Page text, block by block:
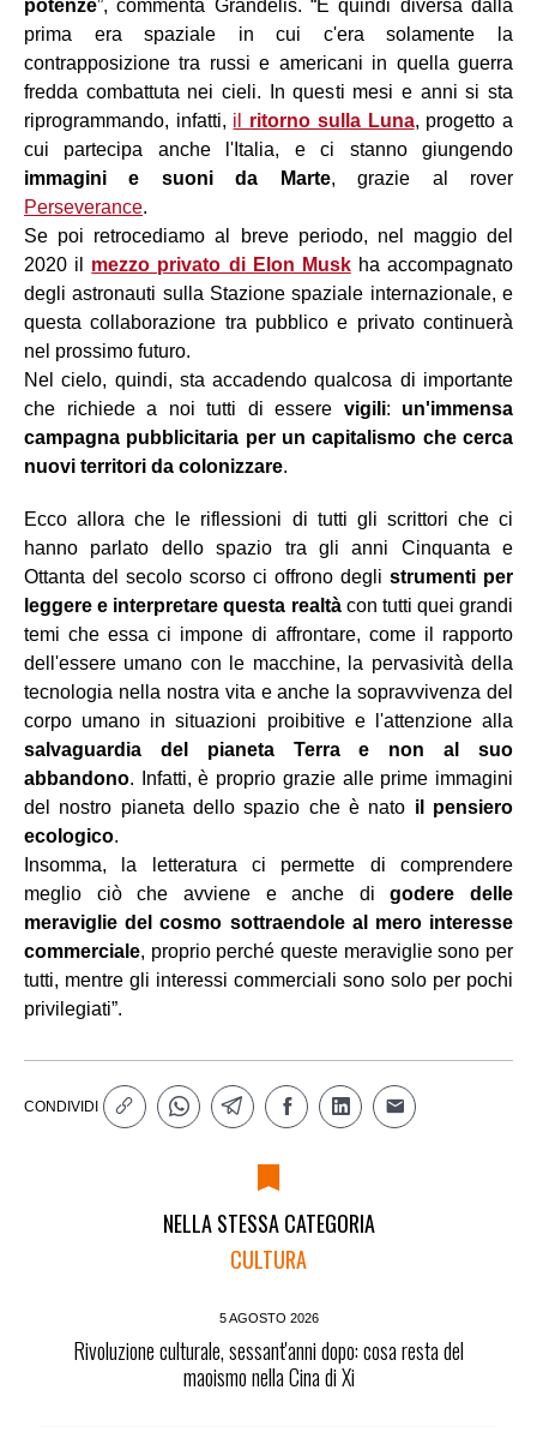
potenze”, commenta Grandelis. “È quindi diversa dalla
prima era spaziale in cui c'era solamente la
contrapposizione tra russi e americani in quella guerra
fredda combattuta nei cieli. In questi mesi e anni si sta
riprogrammando, infatti, il ritorno sulla Luna, progetto a
cui partecipa anche l'Italia, e ci stanno giungendo
immagini e suoni da Marte, grazie al rover
Perseverance.
Se poi retrocediamo al breve periodo, nel maggio del
2020 il
mezzo privato di Elon Muskha accompagnato
degli astronauti sulla Stazione spaziale internazionale, e
questa collaborazione tra pubblico e privato continuerà
nel prossimo futuro.
Nel cielo, quindi, sta accadendo qualcosa di importante
che richiede a noi tutti di essere vigili: un'immensa
campagna pubblicitaria per un capitalismo che cerca
nuovi territori da colonizzare.
Ecco allora che le riflessioni di tutti gli scrittori che ci
hanno parlato dello spazio tra gli anni Cinquanta e
Ottanta del secolo scorso ci offrono degli strumenti per
leggere e interpretare questa realtà con tutti quei grandi
temi che essa ci impone di affrontare, come il rapporto
dell'essere umano con le macchine, la pervasività della
tecnologia nella nostra vita e anche la sopravvivenza del
corpo umano in situazioni proibitive e l'attenzione alla
salvaguardia del pianeta Terra e non al suo
abbandono. Infatti, è proprio grazie alle prime immagini
del nostro pianeta dello spazio che è nato il pensiero
ecologico.
Insomma, la letteratura ci permette di comprendere
meglio ciò che avviene e anche digodere delle
meraviglie del cosmo sottraendole al mero interesse
commerciale, proprio perché queste meraviglie sono per
tutti, mentre gli interessi commerciali sono solo per pochi
privilegiati”.
CONDIVIDI
NELLA STESSA CATEGORIA
CULTURA
5 AGOSTO 2026
Rivoluzione culturale, sessant'anni dopo: cosa resta del
maoismo nella Cina di Xi